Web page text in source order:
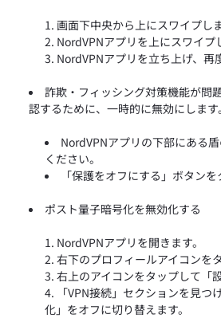
画面下中央から上にスワイプしま
NordVPNアプリを上にスワイプ
NordVPNアプリを立ち上げ、再
詐欺・フィッシング対策機能が問
認するために、一時的に無効にします。
NordVPNアプリの下部にある
ください。
「保護をオフにする」ボタンを
ポスト量子暗号化を無効化する
NordVPNアプリを開きます。
右下のプロフィールアイコンを
右上のアイコンをタップして「設
「VPN接続」セクションを見つ
化」をオフに切り替えます。